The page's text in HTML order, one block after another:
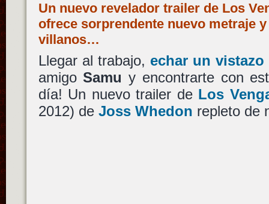
Un nuevo revelador trailer de Los
ofrece sorprendente nuevo metraje
villanos…
Llegar al trabajo, echar un vistazo
amigoSamu y encontrarte con
día! Un nuevo trailer de Los
2012) de Joss Whedon repleto de